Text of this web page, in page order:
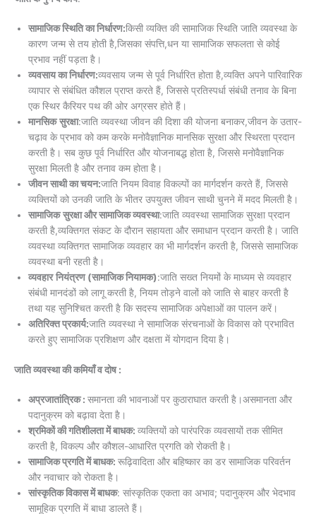
सामाजिक स्थिति का निर्धारण:किसी व्यक्ति की सामाजिक स्थिति जाति व्यवस्था के
कारण जन्म से तय होती है,जिसका संपत्ति,धन या सामाजिक सफलता से कोई
प्रभाव नहीं पड़ता है।
व्यवसाय का निर्धारण:व्यवसाय जन्म से पूर्व निर्धारित होता है,व्यक्ति अपने पारिवारिक
व्यापार से संबंधित कौशल प्राप्त करते हैं, जिससे प्रतिस्पर्धा संबंधी तनाव के बिना
एक स्थिर कैरियर पथ की ओर अग्रसर होते हैं।
मानसिक सुरक्षा:जाति व्यवस्था जीवन की दिशा की योजना बनाकर,जीवन के उतार-
चढ़ाव के प्रभाव को कम करके मनोवैज्ञानिक मानसिक सुरक्षा और स्थिरता प्रदान
करती है। सब कुछ पूर्व निर्धारित और योजनाबद्ध होता है, जिससे मनोवैज्ञानिक
सुरक्षा मिलती है और तनाव कम होता है।
जीवन साथी का चयन:जाति नियम विवाह विकल्पों का मार्गदर्शन करते हैं, जिससे
व्यक्तियों को उनकी जाति के भीतर उपयुक्त जीवन साथी चुनने में मदद मिलती है।
सामाजिक सुरक्षा और सामाजिक व्यवस्था:जाति व्यवस्था सामाजिक सुरक्षा प्रदान
करती है,व्यक्तिगत संकट के दौरान सहायता और समाधान प्रदान करती है। जाति
व्यवस्था व्यक्तिगत सामाजिक व्यवहार का भी मार्गदर्शन करती है, जिससे सामाजिक
व्यवस्था बनी रहती है।
व्यवहार नियंत्रण (सामाजिक नियामक):जाति सख्त नियमों के माध्यम से व्यवहार
संबंधी मानदंडों को लागू करती है, नियम तोड़ने वालों को जाति से बाहर करती है
तथा यह सुनिश्चित करती है कि सदस्य सामाजिक अपेक्षाओं का पालन करें।
अतिरिक्त प्रकार्य:जाति व्यवस्था ने सामाजिक संरचनाओं के विकास को प्रभावित
करते हुए सामाजिक प्रशिक्षण और दक्षता में योगदान दिया है।
जाति व्यवस्था की कमियाँ व दोष :
अप्रजातांत्रिक : समानता की भावनाओं पर कुठाराघात करती है।असमानता और
पदानुक्रम को बढ़ावा देता है।
श्रमिकों की गतिशीलता में बाधक: व्यक्तियों को पारंपरिक व्यवसायों तक सीमित
करती है, विकल्प और कौशल-आधारित प्रगति को रोकती है।
सामाजिक प्रगति में बाधक: रूढ़िवादिता और बहिष्कार का डर सामाजिक परिवर्तन
और नवाचार को रोकता है।
सांस्कृतिक विकास में बाधक: सांस्कृतिक एकता का अभाव; पदानुक्रम और भेदभाव
सामूहिक प्रगति में बाधा डालते हैं।